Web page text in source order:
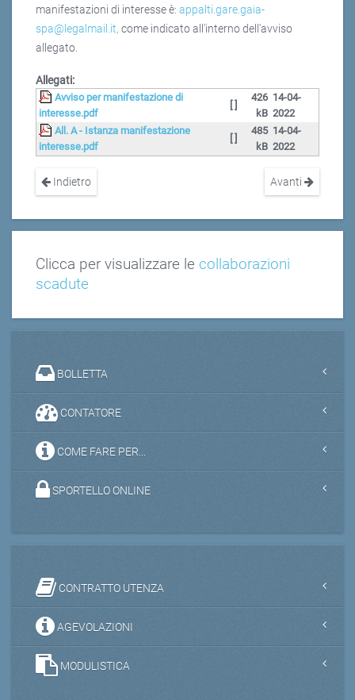
manifestazioni di interesse è: appalti.gare.gaia-
spa@legalmail.it, come indicato all'interno dell'avviso
allegato.
Allegati:
Avviso per manifestazione di
interesse.pdf
426
kB
14-04-
2022
All. A - Istanza manifestazione
interesse.pdf
485
kB
14-04-
2022
Indietro Avanti
Clicca per visualizzare le collaborazioni
scadute
BOLLETTA
CONTATORE
COME FARE PER...
SPORTELLO ONLINE
CONTRATTO UTENZA
AGEVOLAZIONI
MODULISTICA